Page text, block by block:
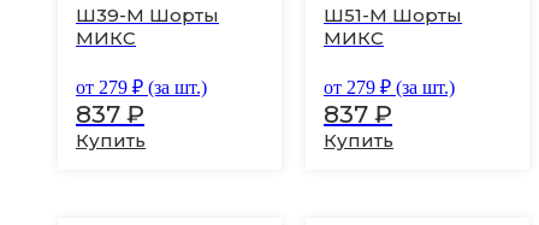
Ш39-М Шорты
МИКС
от 279 ₽ (за шт.)
837 ₽
Купить
вариаций.
Опции
выбрать
на
странице
товара.
Ш51-М Шорты
МИКС
от 279 ₽ (за шт.)
837 ₽
Купить
вариаций.
Опции
выбрать
на
странице
товара.